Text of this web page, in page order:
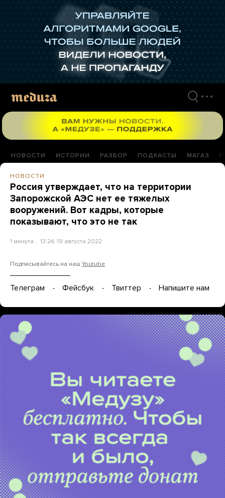
НОВОСТИ ИСТОРИИ РАЗБОР ПОДКАСТЫ МАГАЗ
НОВОСТИ
Россия утверждает, что на территории
Запорожской АЭС нет ее тяжелых
вооружений. Вот кадры, которые
показывают, что это не так
1 минута 13:24, 19 августа 2022
Подписывайтесь на наш Youtube
Телеграм Фейсбук Твиттер Напишите нам